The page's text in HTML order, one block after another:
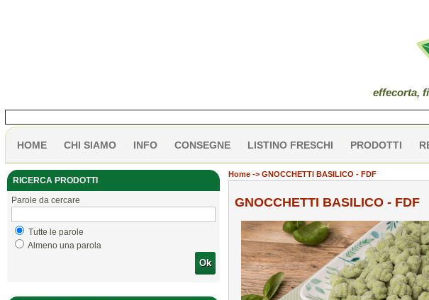
effecorta,
HOME CHI SIAMO INFO CONSEGNE LISTINO FRESCHI PRODOTTI
RICERCA PRODOTTI
Parole da cercare
Tutte le parole
Almeno una parola
Ok
Home-> GNOCCHETTI BASILICO - FDF
GNOCCHETTI BASILICO - FDF